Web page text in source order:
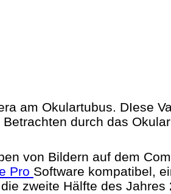
am Okulartubus. DIese
durch das
von Bildern auf dem
Pro Software kompatibel,
zweite Hälfte des